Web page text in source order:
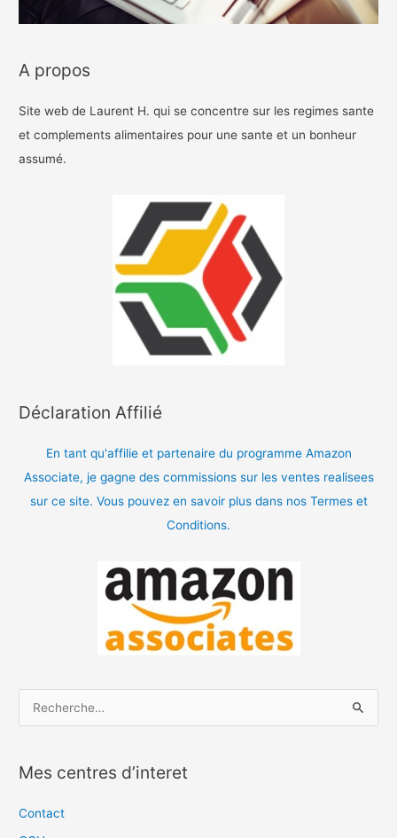
A propos
Site web de Laurent H. qui se concentre sur les regimes sante
et complements alimentaires pour une sante et un bonheur
assumé.
Déclaration Affilié
En tant qu'affilie et partenaire du programme Amazon
Associate, je gagne des commissions sur les ventes realisees
sur ce site. Vous pouvez en savoir plus dans nos Termes et
Conditions.
h
e
Mes centres d’interet
Contact